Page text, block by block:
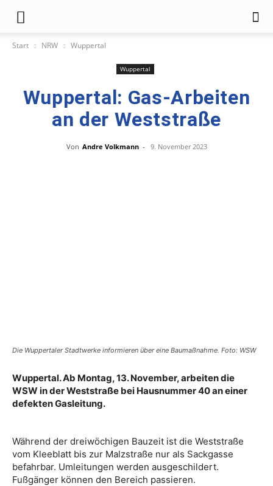
Start NRW Wuppertal
Wuppertal
Wuppertal: Gas-Arbeiten
an der Weststraße
Von Andre Volkmann - 9. November 2023
Die Wuppertaler Stadtwerke informieren über eine Baumaßnahme. Foto: WSW
Wuppertal. Ab Montag, 13. November, arbeiten die
WSW in der Weststraße bei Hausnummer 40 an einer
defekten Gasleitung.
Während der dreiwöchigen Bauzeit ist die Weststraße
vom Kleeblatt bis zur Malzstraße nur als Sackgasse
befahrbar. Umleitungen werden ausgeschildert.
Fußgänger können den Bereich passieren.